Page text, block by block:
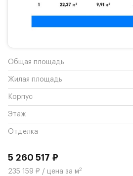
Общая площадь
Жилая площадь
Корпус
Этаж
Отделка
5 260 517 ₽
235 159 ₽ / цена за м2